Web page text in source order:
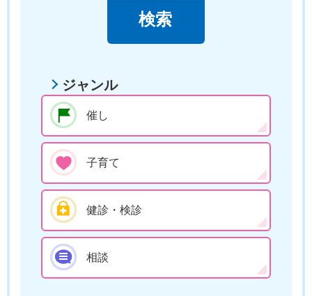
ジャンル
催し
子育て
健診・検診
相談